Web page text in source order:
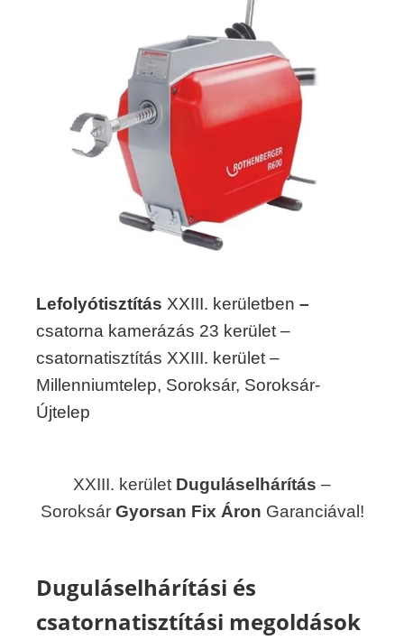
Lefolyótisztítás XXIII. kerületben –
csatorna kamerázás 23 kerület –
csatornatisztítás XXIII. kerület –
Millenniumtelep, Soroksár, Soroksár-
Újtelep
XXIII. kerület Duguláselhárítás –
Soroksár Gyorsan Fix Áron Garanciával!
Duguláselhárítási és
csatornatisztítási megoldások